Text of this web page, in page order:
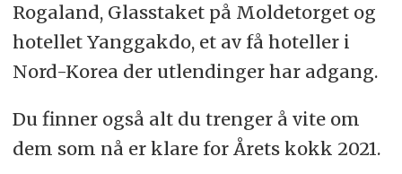
Rogaland, Glasstaket på Moldetorget og
hotellet Yanggakdo, et av få hoteller i
Nord-Korea der utlendinger har adgang.
Du finner også alt du trenger å vite om
dem som nå er klare for Årets kokk 2021.